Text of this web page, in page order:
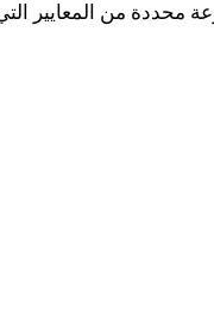
محددة من المعايير